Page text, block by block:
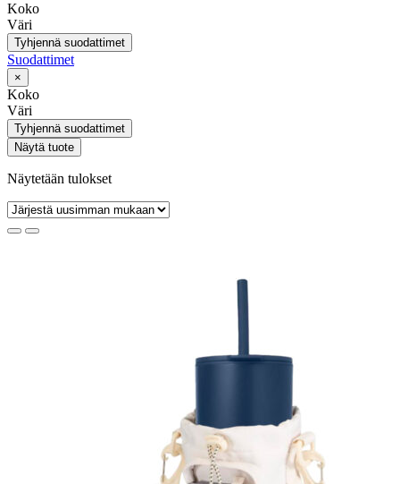
Koko
Väri
Tyhjennä suodattimet
Suodattimet
×
Koko
Väri
Tyhjennä suodattimet
Näytä tuote
Näytetään tulokset